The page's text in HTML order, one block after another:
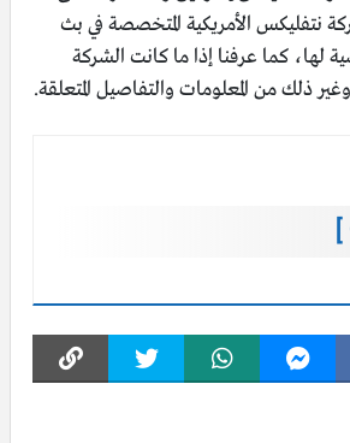
نتفليكس الأمريكية المتخصصة في بث
لها، كما عرفنا إذا ما كانت الشركة
ذلك من المعلومات والتفاصيل المتعلقة.